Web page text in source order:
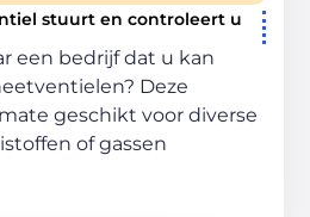
stuurt en controleert u
een bedrijf dat u kan
Deze
geschikt voor diverse
of gassen